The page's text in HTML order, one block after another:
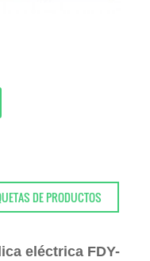
DE PRODUCTOS
eléctrica FDY-